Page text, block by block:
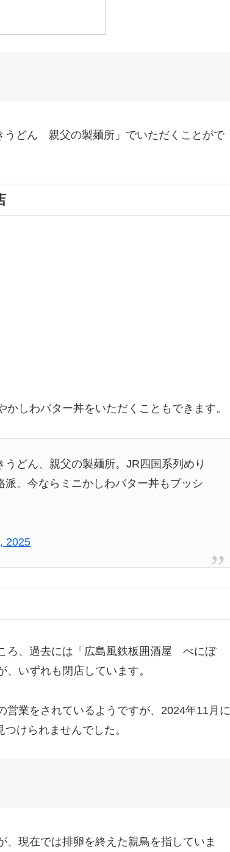
うどん 親父の製麺所」でいただくことがで
しわバター丼をいただくこともできます。
どん、親父の製麺所。JR四国系列めり
。今ならミニかしわバター丼もプッシ
2025
ろ、過去には「広島風鉄板囲酒屋 べにぼ
いずれも閉店しています。
営業をされているようですが、2024年11月に
けられませんでした。
現在では排卵を終えた親鳥を指していま